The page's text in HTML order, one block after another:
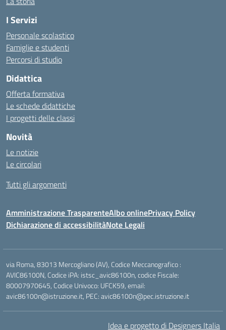
I Servizi
Personale scolastico
Famiglie e studenti
Percorsi di studio
Didattica
Offerta formativa
Le schede didattiche
I progetti delle classi
Novità
Le notizie
Le circolari
Tutti gli argomenti
Amministrazione TrasparenteAlbo onlinePrivacy Policy
Dichiarazione di accessibilitàNote Legali
via Roma, 83013 Mercogliano (AV), Codice Meccanografico :
AVIC86100N, Codice iPA: istsc_avic86100n, codice Fiscale:
80007970645, Codice Univoco: UFCK59, email:
avic86100n@istruzione.it, PEC: avic86100n@pec.istruzione.it
Idea e progetto di Designers Italia